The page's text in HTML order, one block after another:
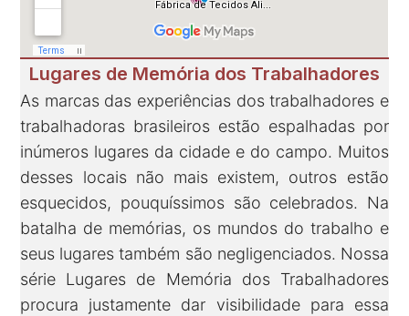
Lugares de Memória dos Trabalhadores
As marcas das experiências dos trabalhadores e
trabalhadoras brasileiros estão espalhadas por
inúmeros lugares da cidade e do campo. Muitos
desses locais não mais existem, outros estão
esquecidos, pouquíssimos são celebrados. Na
batalha de memórias, os mundos do trabalho e
seus lugares também são negligenciados. Nossa
série Lugares de Memória dos Trabalhadores
procura justamente dar visibilidade para essa